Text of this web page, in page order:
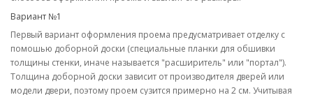
Вариант №1
Первый вариант оформления проема предусматривает отделку с
помошью доборной доски (специальные планки для обшивки
толщины стенки, иначе называется "расширитель" или "портал").
Толщина доборной доски зависит от производителя дверей или
модели двери, поэтому проем сузится примерно на 2 см. Учитывая